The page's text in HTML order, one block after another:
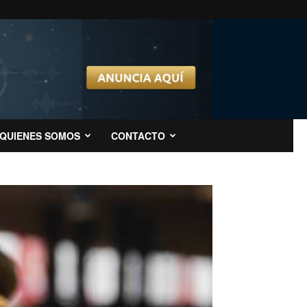
QUIENES SOMOS CONTACTO